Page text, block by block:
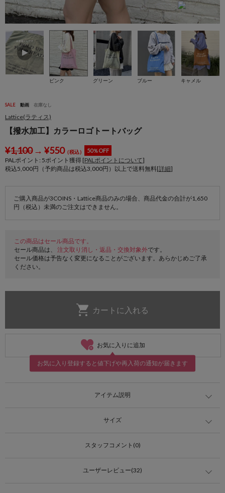
ピンク グリーン ブルー キャメル
SALE 動画 在庫なし
Lattice(ラティス)
【撥水加工】カラーロゴトートバッグ
¥1,100→ ¥550（税込） 50％OFF
PALポイント: 5ポイント獲得 [PALポイントについて]
税込5,000円（予約商品は税込3,000円）以上で送料無料[詳細]
ご購入商品が3COINS・Lattice商品のみの場合、商品代金の合計が1,650
円（税込）未満のご注文はできません。
この商品はセール商品です。
セール商品は、 注文取り消し・返品・交換対象外です。
セール価格は予告なく変更になることがございます。あらかじめご了承
ください。
お気に入りに追加
お気に入り登録すると値下げや再入荷の通知が届きます
アイテム説明
サイズ
スタッフコメント(0)
ユーザーレビュー(32)